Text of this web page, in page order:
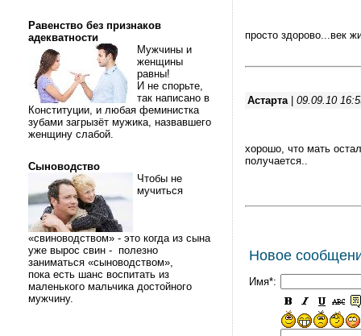
Равенство без признаков
адекватности
Мужчины и
женщины
равны!
И не спорьте,
так написано в
Конституции, и любая феминистка
зубами загрызёт мужика, назвавшего
женщину слабой.
Сыноводство
Чтобы не
мучиться
«свиноводством» - это когда из сына
уже вырос свин - полезно
заниматься «сыноводством»,
пока есть шанс воспитать из
маленького мальчика достойного
мужчину.
просто здорово...век
Астарта 09.09.10
хорошо, что мать
получается..
Новое
Имя*: